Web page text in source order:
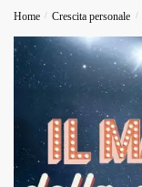
Home / Crescita personale /